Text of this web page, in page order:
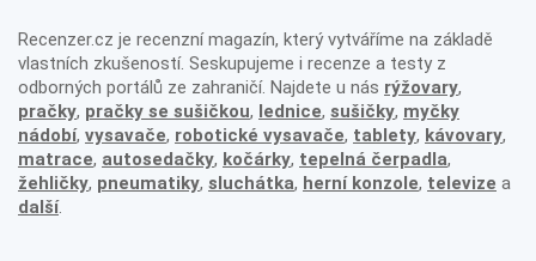
Recenzer.cz je recenzní magazín, který vytváříme na základě
vlastních zkušeností. Seskupujeme i recenze a testy z
odborných portálů ze zahraničí. Najdete u nás rýžovary,
pračky, pračky se sušičkou, lednice, sušičky, myčky
nádobí, vysavače, robotické vysavače, tablety, kávovary,
matrace, autosedačky, kočárky, tepelná čerpadla,
žehličky, pneumatiky, sluchátka, herní konzole, televize a
další.